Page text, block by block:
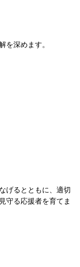
を深めます。
げるとともに、適切
守る応援者を育てま